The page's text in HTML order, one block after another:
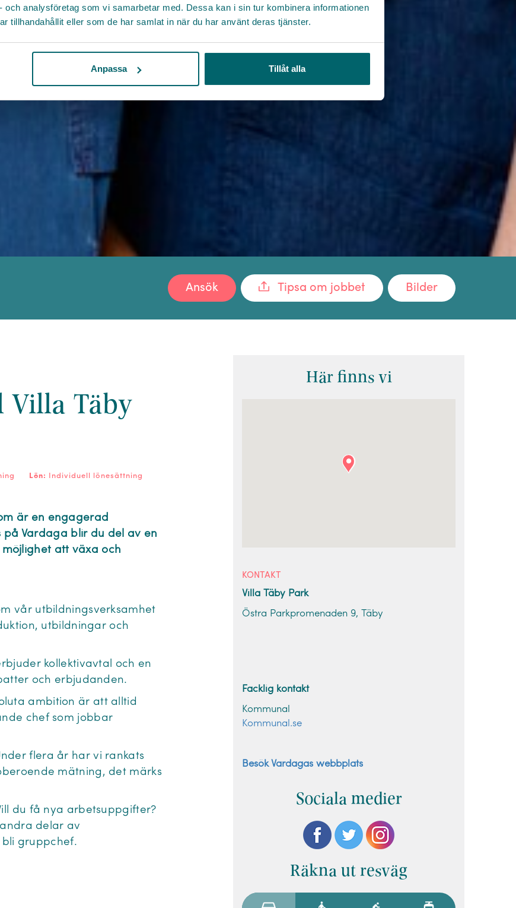
och analysföretag som vi samarbetar med. Dessa kan i sin tur kombinera informationen
tillhandahållit eller som de har samlat in när du har använt deras tjänster.
Anpassa Tillåt alla
Bilder
Tipsa om jobbet
Ansök
Villa Täby
Lön:
Individuell lönesättning
är en engagerad
på Vardaga blir du del av en
att växa och
vår utbildningsverksamhet
utbildningar och
kollektivavtal och en
och erbjudanden.
ambition är att alltid
chef som jobbar
flera år har vi rankats
mätning, det märks
du få nya arbetsuppgifter?
delar av
bli gruppchef.
Här finns vi
KONTAKT
Villa Täby Park
Östra Parkpromenaden 9, Täby
Facklig kontakt
Kommunal
Kommunal.se
Besök Vardagas webbplats
Sociala medier
Räkna ut resväg